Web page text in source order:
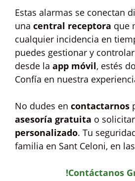
Estas alarmas se conectan
una central receptora que
cualquier incidencia en
puedes gestionar y
desde la app móvil, estés
Confía en nuestra
No dudes en contactarnos
asesoría gratuita o
personalizado. Tu
familia en Sant Celoni, en
!Contáctanos